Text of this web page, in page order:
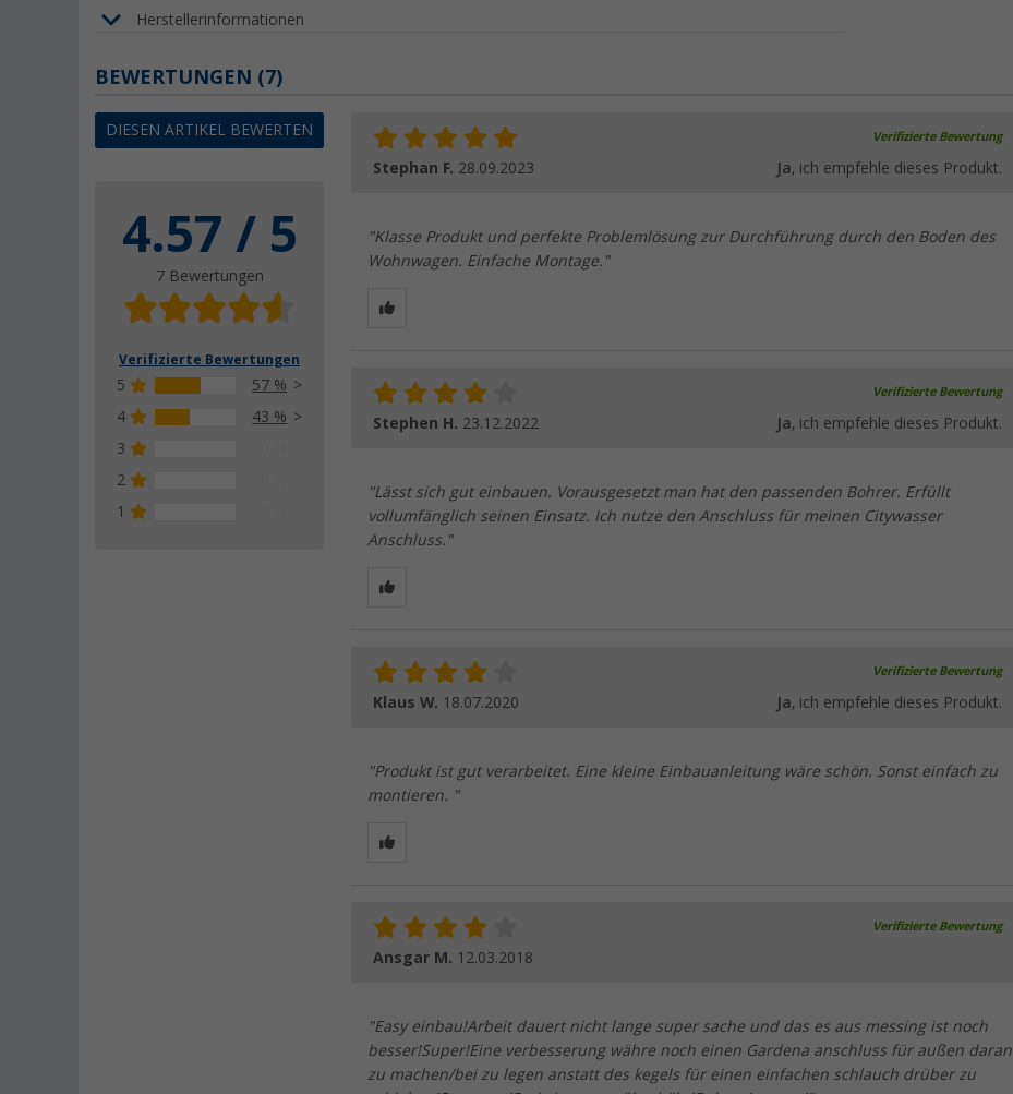
Herstellerinformationen
BEWERTUNGEN (7)
DIESEN ARTIKEL BEWERTEN
4.57 / 5
7 Bewertungen
Verifizierte Bewertungen
5
57 %
4
43 %
3
2
1
Verifizierte Bewertung
Stephan F. 28.09.2023 Ja, ich empfehle dieses Produkt.
"Klasse Produkt und perfekte Problemlösung zur Durchführung durch den Boden des
Wohnwagen. Einfache Montage."
Verifizierte Bewertung
Stephen H. 23.12.2022 Ja, ich empfehle dieses Produkt.
"Lässt sich gut einbauen. Vorausgesetzt man hat den passenden Bohrer. Erfüllt
vollumfänglich seinen Einsatz. Ich nutze den Anschluss für meinen Citywasser
Anschluss."
Verifizierte Bewertung
Klaus W. 18.07.2020 Ja, ich empfehle dieses Produkt.
"Produkt ist gut verarbeitet. Eine kleine Einbauanleitung wäre schön. Sonst einfach zu
montieren. "
Verifizierte Bewertung
Ansgar M. 12.03.2018
"Easy einbau!Arbeit dauert nicht lange super sache und das es aus messing ist noch
besser!Super!Eine verbesserung währe noch einen Gardena anschluss für außen daran
zu machen/bei zu legen anstatt des kegels für einen einfachen schlauch drüber zu